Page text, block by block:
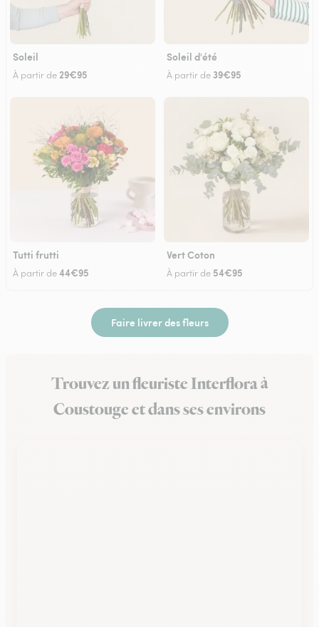
Soleil
À partir de29€95
Soleil d'été
À partir de 39€95
Tutti frutti
À partir de44€95
Vert Coton
À partir de 54€95
Faire livrer des fleurs
Trouvez un fleuriste Interflora à
Coustouge et dans ses environs